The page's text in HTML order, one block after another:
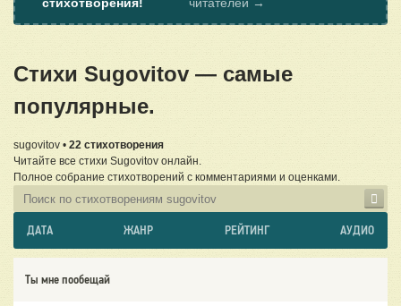
Стихи Sugovitov — самые
популярные.
sugovitov • 22 стихотворения
Читайте все стихи Sugovitov онлайн.
Полное собрание стихотворений с комментариями и оценками.
ДАТА ЖАНР РЕЙТИНГ АУДИО
Ты мне пообещай